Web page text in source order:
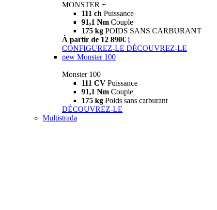
MONSTER +
111 ch Puissance
91,1 Nm Couple
175 kg POIDS SANS CARBURANT
À partir de 12 890€ i
CONFIGUREZ-LE DÉCOUVREZ-LE
new Monster 100
Monster 100
111 CV Puissance
91,1 Nm Couple
175 kg Poids sans carburant
DÉCOUVREZ-LE
Multistrada